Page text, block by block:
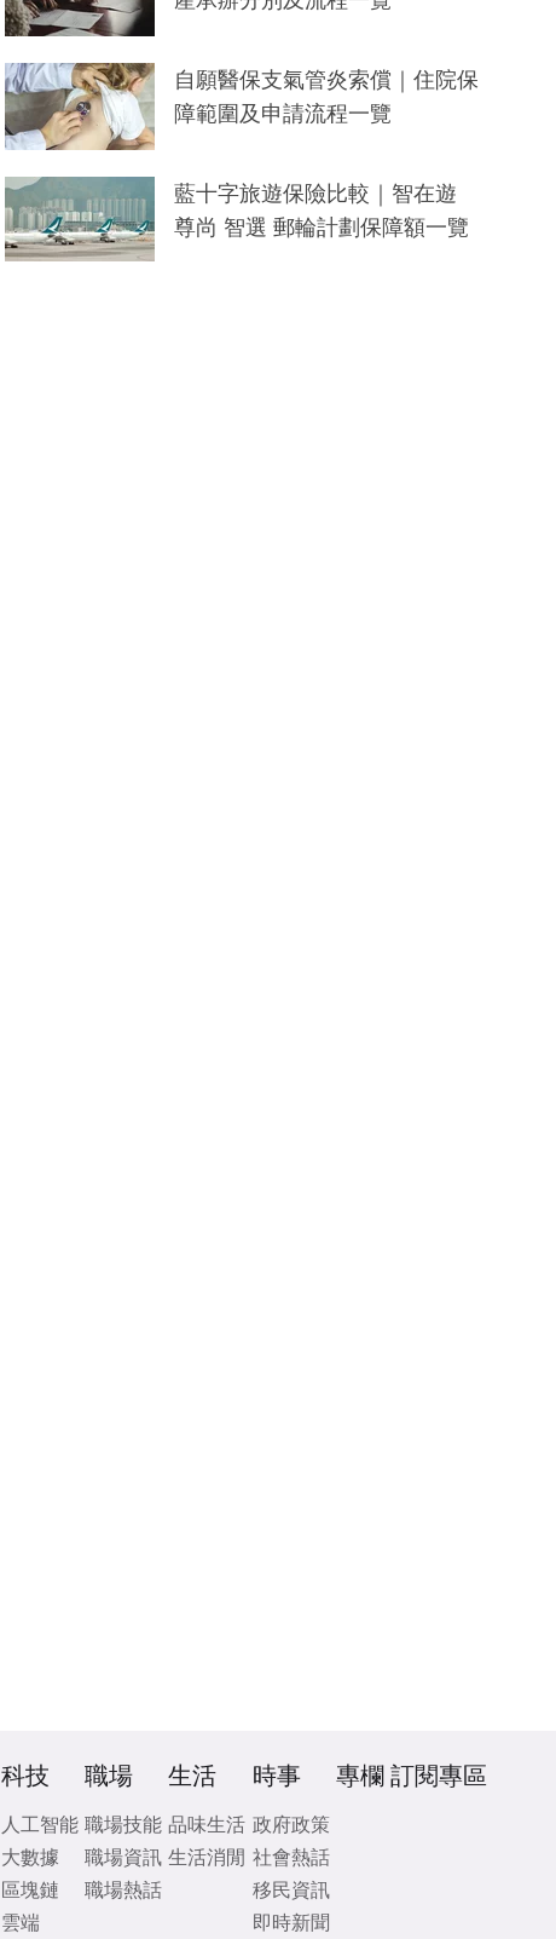
自願醫保支氣管炎索償｜住院保
障範圍及申請流程一覽
藍十字旅遊保險比較｜智在遊
尊尚 智選 郵輪計劃保障額一覽
科技
人工智能
大數據
區塊鏈
雲端
職場
職場技能
職場資訊
職場熱話
生活
品味生活
生活消閒
時事
政府政策
社會熱話
移民資訊
即時新聞
專欄 訂閱專區